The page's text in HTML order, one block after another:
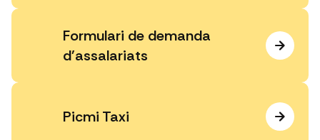
Formulari de demanda
d'assalariats
Picmi Taxi